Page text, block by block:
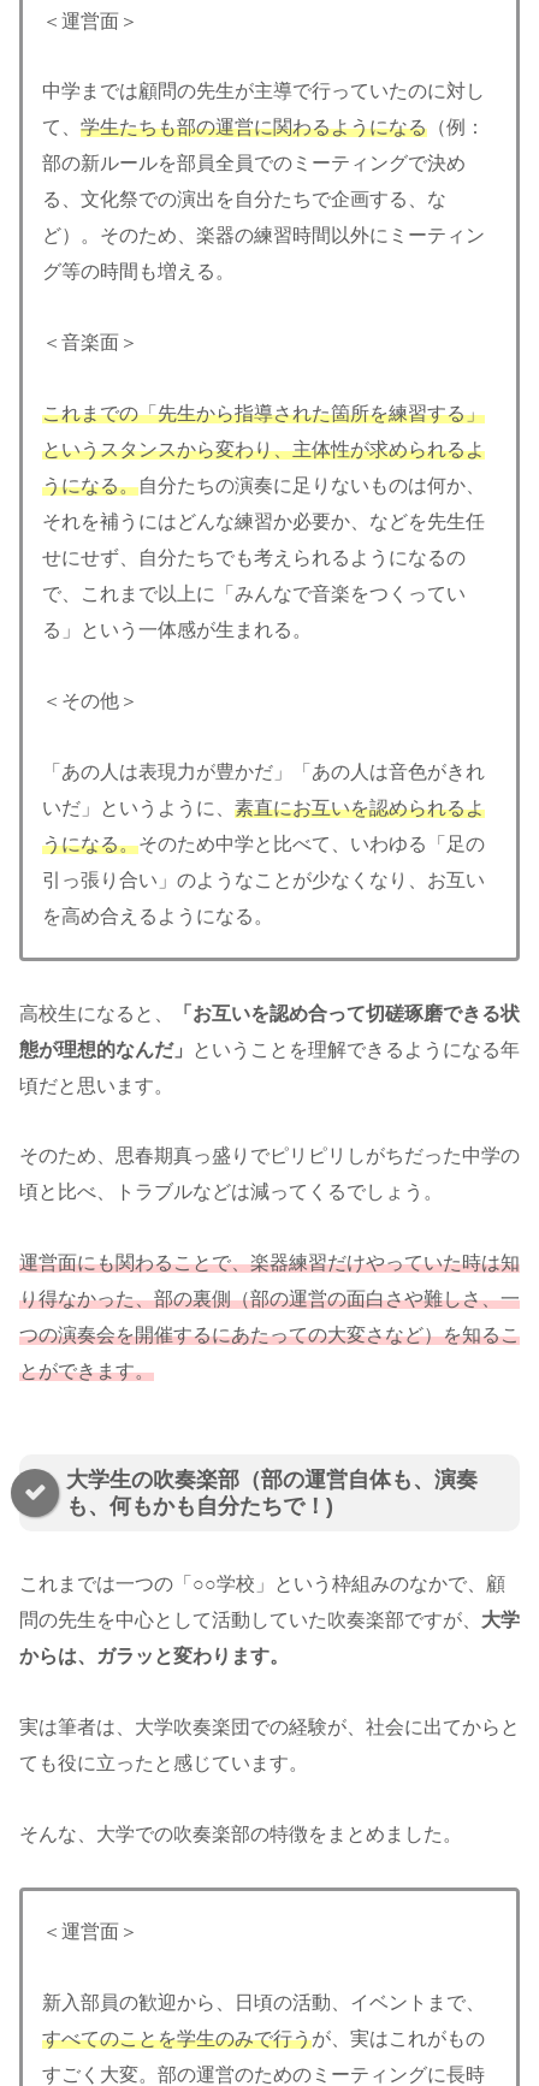
＜運営面＞
中学までは顧問の先生が主導で行っていたのに対し
て、 学生たちも部の運営に関わるようになる （例：
部の新ルールを部員全員でのミーティングで決め
る、文化祭での演出を自分たちで企画する、な
ど）。そのため、楽器の練習時間以外にミーティン
グ等の時間も増える。
＜音楽面＞
これまでの「先生から指導された箇所を練習する」
というスタンスから変わり、主体性が求められるよ
うになる。自分たちの演奏に足りないものは何か、
それを補うにはどんな練習か必要か、などを先生任
せにせず、自分たちでも考えられるようになるの
で、これまで以上に「みんなで音楽をつくってい
る」という一体感が生まれる。
＜その他＞
「あの人は表現力が豊かだ」「あの人は音色がきれ
いだ」というように、 素直にお互いを認められるよ
うになる。そのため中学と比べて、いわゆる「足の
引っ張り合い」のようなことが少なくなり、お互い
を高め合えるようになる。
高校生になると、
「お互いを認め合って切磋琢磨できる状
態が理想的なんだ」
ということを理解できるようになる年
頃だと思います。
そのため、思春期真っ盛りでピリピリしがちだった中学の
頃と比べ、トラブルなどは減ってくるでしょう。
運営面にも関わることで、楽器練習だけやっていた時は知
り得なかった、部の裏側（部の運営の面白さや難しさ、一
つの演奏会を開催するにあたっての大変さなど）を知るこ
とができます。
大学生の吹奏楽部（部の運営自体も、演奏
も、何もかも自分たちで！)
これまでは一つの「○○学校」という枠組みのなかで、顧
問の先生を中心として活動していた吹奏楽部ですが、 大学
からは、ガラッと変わります。
実は筆者は、大学吹奏楽団での経験が、社会に出てからと
ても役に立ったと感じています。
そんな、大学での吹奏楽部の特徴をまとめました。
＜運営面＞
新入部員の歓迎から、日頃の活動、イベントまで、
すべてのことを学生のみで行うが、実はこれがもの
すごく大変。部の運営のためのミーティングに長時